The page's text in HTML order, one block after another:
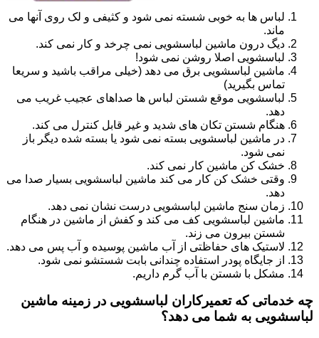
لباس ها به خوبی شسته نمی شود و کثیفی و لک روی آنها می
ماند.
دیگ درون ماشین لباسشویی نمی چرخد و کار نمی کند.
لباسشویی اصلا روشن نمی شود!
ماشین لباسشویی برق می دهد (خیلی مراقب باشید و سریعا
تماس بگیرید)
لباسشویی موقع شستن لباس ها صداهای عجیب غریب می
دهد.
هنگام شستن تکان های شدید و غیر قابل کنترل می کند.
در ماشین لباسشویی بسته نمی شود یا بسته شده دیگر باز
نمی شود.
خشک کن ماشین کار نمی کند.
وقتی خشک کن کار می کند ماشین لباسشویی بسیار صدا می
دهد.
زمان سنج ماشین لباسشویی درست نشان نمی دهد.
ماشین لباسشویی کف می کند و کفش از ماشین در هنگام
شستن بیرون می زند.
لاستیک های حفاظتی از آب ماشین پوسیده و آب پس می دهد.
از جایگاه پودر استفاده چندانی بابت شستشو نمی شود.
مشکل با شستن با آب گرم داریم.
چه خدماتی که تعمیرکاران لباسشویی در زمینه ماشین
لباسشویی به شما می دهد؟